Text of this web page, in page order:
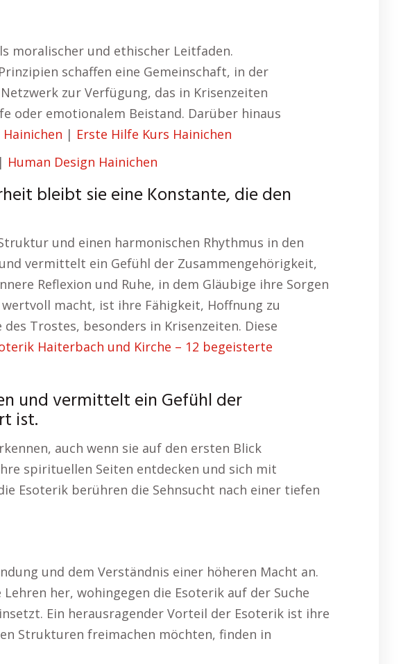
moralischer und ethischer Leitfaden.
schaffen eine Gemeinschaft, in der
zur Verfügung, das in Krisenzeiten
oder emotionalem Beistand. Darüber hinaus
| Erste Hilfe Kurs Hainichen
| Human Design Hainichen
bleibt sie eine Konstante, die den
und einen harmonischen Rhythmus in den
vermittelt ein Gefühl der Zusammengehörigkeit,
Reflexion und Ruhe, in dem Gläubige ihre Sorgen
macht, ist ihre Fähigkeit, Hoffnung zu
Trostes, besonders in Krisenzeiten. Diese
Haiterbach und Kirche – 12 begeisterte
und vermittelt ein Gefühl der
ist.
auch wenn sie auf den ersten Blick
spirituellen Seiten entdecken und sich mit
Esoterik berühren die Sehnsucht nach einer tiefen
und dem Verständnis einer höheren Macht an.
her, wohingegen die Esoterik auf der Suche
Ein herausragender Vorteil der Esoterik ist ihre
Strukturen freimachen möchten, finden in